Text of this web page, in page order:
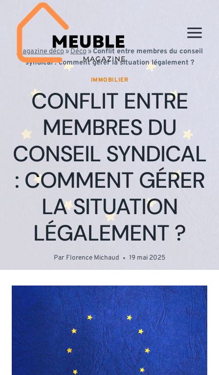
contenu
Magazine déco»Déco» Conflit entre membres du conseil
syndical : comment gérer la situation légalement ?
IMMOBILIER
CONFLIT ENTRE
MEMBRES DU
CONSEIL SYNDICAL
: COMMENT GÉRER
LA SITUATION
LÉGALEMENT ?
Par Florence Michaud 19 mai 2025